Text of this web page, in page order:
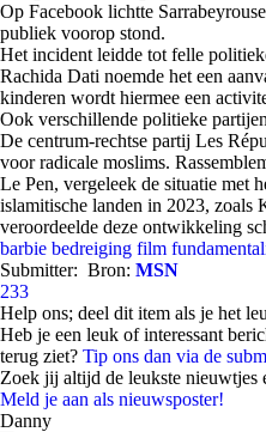
Op Facebook lichtte
publiek voorop stond.
Het incident leidde tot felle
Rachida Dati noemde het een
kinderen wordt hiermee een
Ook verschillende politieke
De centrum-rechtse partij Les
voor radicale moslims.
Le Pen, vergeleek de situatie met
islamitische landen in 2023, zoals
veroordeelde deze ontwikkeling
barbie bedreiging film
Submitter: Bron: MSN
233
Help ons; deel dit item als je het
Heb je een leuk of interessant
terug ziet? Tip ons dan via de
Zoek jij altijd de leukste nieuwtjes
Meld je aan als nieuwsposter!
Danny